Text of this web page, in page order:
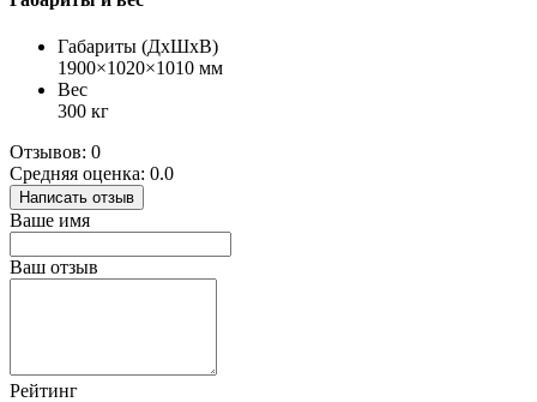
Габариты (ДхШхВ)
1900×1020×1010 мм
Вес
300 кг
Отзывов: 0
Средняя оценка: 0.0
Написать отзыв
Ваше имя
Ваш отзыв
Рейтинг